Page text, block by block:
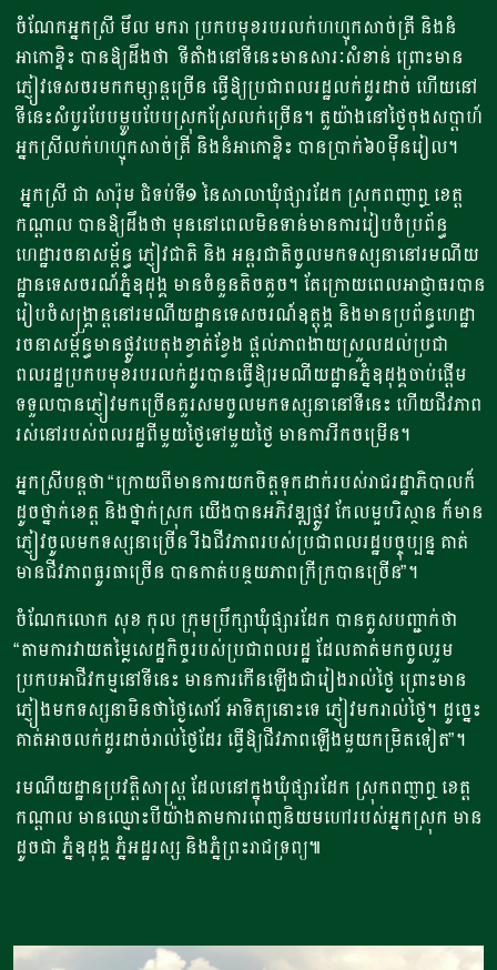
ចំណែកអ្នកស្រី មឹល មករា ប្រកបមុខរបរលក់ហហ្មុកសាច់ត្រី និងនំ
អាកោខ្ទិះ​ បាន​ឱ្យដឹង​ថា ​ ទីតាំងនៅទីនេះមានសារៈសំខាន់ ព្រោះមាន
ភ្ញៀវទេសចរ​មក​កម្សាន្ត​ច្រើន​ ធ្វើឱ្យប្រជាពលរដ្ឋ​លក់ដូរដាច់ ហើយនៅ
ទីនេះ​សំបូរបែប​ម្ហូប​បែបស្រុកស្រែ​លក់ច្រើន​។ តួយ៉ាងនៅថ្ងៃចុងសប្តាហ៍​
អ្នកស្រី​លក់ហហ្មុកសាច់ត្រី និងនំអាកោខ្ទិះ បានប្រាក់​៦០ម៉ឺនរៀល​។​​
​ អ្នកស្រី ជា សារ៉ុម ជំទប់ទី១ នៃ​សាលាឃុំផ្សារដែក​ ស្រុកពញាឮ ខេត្ត
កណ្តាល​ បានឱ្យដឹង​ថា មុន​នៅពេលមិនទាន់មានការរៀបចំ​​ប្រព័ន្ធ
ហេដ្ឋារចនាសម្ព័ន្ធ​ ភ្ញៀវជាតិ និង អន្តរជាតិចូលមកទស្សនា​នៅរមណីយ
ដ្ឋាន​ទេសចរណ៍​ភ្នំឧដុង្គ ​មានចំនួ​នតិចតួច។ ​តែក្រោយ​ពេល​​អាជ្ញាធរ​​បាន​
រៀបចំសង្គ្រាន្ត​នៅរមណីយដ្ឋាន​ទេសចរណ៍​ឧត្តុង្គ​ និងមាន​​​ប្រព័ន្ធ​ហេដ្ឋា
រចនាសម្ព័​ន្ធ​មានផ្លូវបេតុងខ្វាត់ខ្វែង​ ផ្តល់ភាព​ងាយស្រួល​​ដល់​ប្រជា
ពលរដ្ឋ​ប្រកបមុខរបរ​លក់ដូរ​បានធ្វើឱ្យ​រមណីយដ្ឋាន​ភ្នំឧដុង្គ​ចាប់ផ្តើម​
ទទួលបានភ្ញៀវ​មកច្រើន​គួរសម​ចូលមក​ទស្សនា​នៅទីនេះ ហើយ​ជីវភាព​
រស់នៅរបស់ពលរដ្ឋ​ពីមួយថ្ងៃទៅមួយថ្ងៃ​ ​មានការរីកចម្រើន។​
អ្នកស្រីបន្តថា​ “ក្រោយពីមានការយកចិត្តទុកដាក់របស់រាជរដ្ឋាភិបាលក៏
ដូចថ្នាក់ខេត្ត និងថ្នាក់ស្រុក​ យើងបាន​អភិវឌ្ឍ​ផ្លូវ កែលម្អបរិស្ថាន​​​​ ក៏មាន
ភ្ញៀវ​ចូលមក​ទស្សនាច្រើន​ រីឯជីវភាព​របស់ប្រជាពលរដ្ឋ​បច្ចុប្បន្ន ​គាត់
មានជីវភាពធូរធាច្រើន​ បាន​កាត់បន្ថយភាពក្រីក្របានច្រើន​”។
​ចំណែក​លោក សុខ កុល ក្រុមប្រឹក្សា​ឃុំផ្សារដែក បានគូសបញ្ជាក់ថា​ ​
“តាម​ការវាយតម្លៃសេដ្ឋកិច្ចរបស់ប្រជាពលរដ្ឋ ដែលគាត់មកចូលរួម
ប្រកបអាជីវកម្ម​នៅទីនេះ ​មានការកើនឡើង​ជារៀងរាល់ថ្ងៃ ព្រោះ​​មាន
ភ្ញៀងមកទស្សនា​មិនថាថ្ងៃសៅរ៍ អាទិត្យ​នោះទេ​ ភ្ញៀវមករាល់ថ្ងៃ​។ ដូច្នេះ ​
គាត់អាចលក់ដូរដាច់រាល់ថ្ងៃដែរ​ ធ្វើឱ្យជីវភាព​ឡើងមួយកម្រិត​ទៀត​”។
រមណីយដ្ឋានប្រវត្តិសាស្ត្រ ដែលនៅក្នុងឃុំផ្សារដែក​ ស្រុកពញាឮ​ ខេត្ត
កណ្តាល ​មានឈ្មោះបីយ៉ាងតាមការពេញនិយមហៅរបស់អ្នកស្រុក មាន
ដូចជា ភ្នំឧដុង្គ​​ ភ្នំអដ្ឋរស្ស និងភ្នំព្រះរាជទ្រព្យ៕